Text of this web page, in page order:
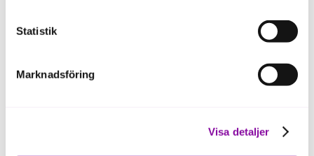
Statistik
Marknadsföring
Visa detaljer
kompetens för att lösa de utmaningar